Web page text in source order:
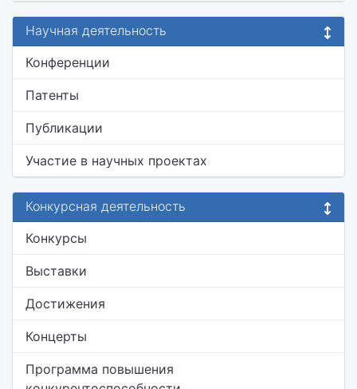
Научная деятельность
Конференции
Патенты
Публикации
Участие в научных проектах
Конкурсная деятельность
Конкурсы
Выставки
Достижения
Концерты
Программа повышения